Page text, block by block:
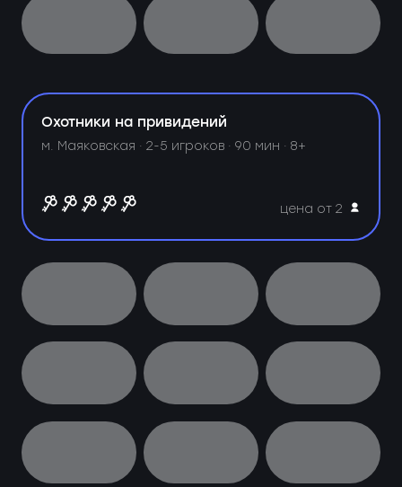
Охотники на привидений
м. Маяковская ·2-5 игроков · 90 мин · 8+
цена от 2